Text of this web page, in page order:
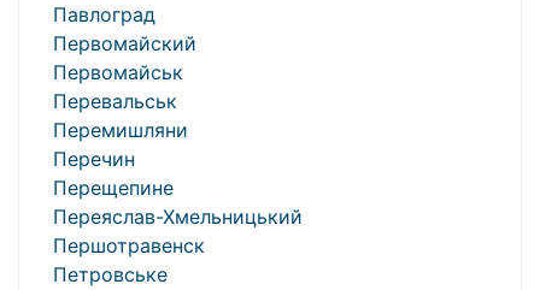
Павлоград
Первомайский
Первомайськ
Перевальськ
Перемишляни
Перечин
Перещепине
Переяслав-Хмельницький
Першотравенск
Петровське